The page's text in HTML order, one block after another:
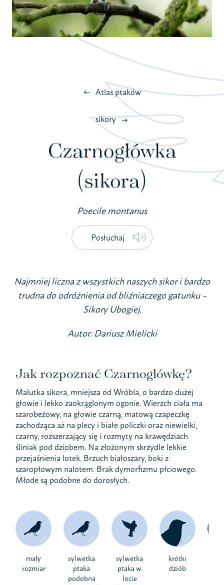
Atlas ptaków
sikory
Czarnogłówka
(sikora)
Poecile montanus
Posłuchaj
Najmniej liczna z wszystkich naszych sikor i bardzo
trudna do odróżnienia od bliźniaczego gatunku –
Sikory Ubogiej.
Autor: Dariusz Mielicki
Jak rozpoznać Czarnogłówkę?
Malutka sikora, mniejsza od Wróbla, o bardzo dużej
głowie i lekko zaokrąglonym ogonie. Wierzch ciała ma
szarobeżowy, na głowie czarną, matową czapeczkę
zachodząca aż na plecy i białe policzki oraz niewielki,
czarny, rozszerzający się i rozmyty na krawędziach
śliniak pod dziobem. Na złożonym skrzydle lekkie
przejaśnienia lotek. Brzuch białoszary, boki z
szaropłowym nalotem. Brak dymorfizmu płciowego.
Młode są podobne do dorosłych.
mały
rozmiar
sylwetka
ptaka
podobna
sylwetka
ptaka w
locie
krótki
dziób